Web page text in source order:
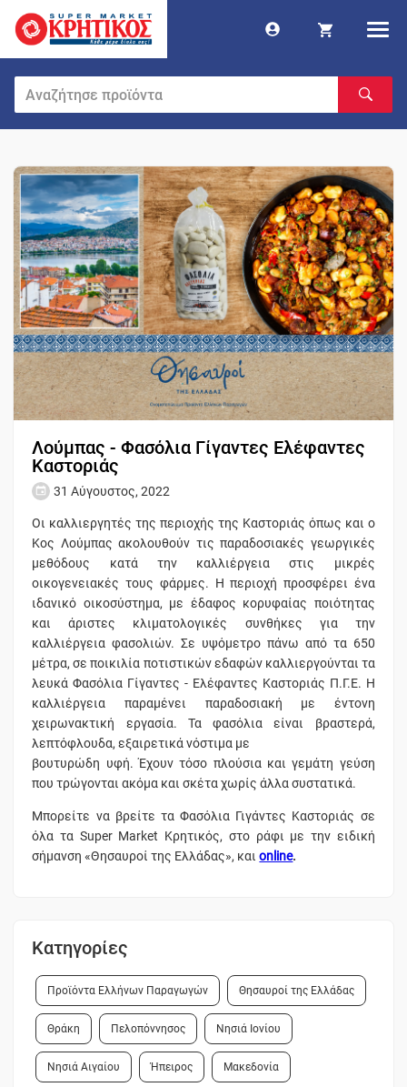
Λούμπας - Φασόλια Γίγαντες Ελέφαντες
Καστοριάς
31 Αύγουστος, 2022
Οι καλλιεργητές της περιοχής της Καστοριάς όπως και ο
Κος Λούμπας ακολουθούν τις παραδοσιακές γεωργικές
μεθόδους κατά την καλλιέργεια στις μικρές
οικογενειακές τους φάρμες. Η περιοχή προσφέρει ένα
ιδανικό οικοσύστημα, με έδαφος κορυφαίας ποιότητας
και άριστες κλιματολογικές συνθήκες για την
καλλιέργεια φασολιών. Σε υψόμετρο πάνω από τα 650
μέτρα, σε ποικιλία ποτιστικών εδαφών καλλιεργούνται τα
λευκά Φασόλια Γίγαντες - Ελέφαντες Καστοριάς Π.Γ.Ε. Η
καλλιέργεια παραμένει παραδοσιακή με έντονη
χειρωνακτική εργασία. Τα φασόλια είναι βραστερά,
λεπτόφλουδα, εξαιρετικά νόστιμα με
βουτυρώδη υφή. Έχουν τόσο πλούσια και γεμάτη γεύση
που τρώγονται ακόμα και σκέτα χωρίς άλλα συστατικά.
Μπορείτε να βρείτε τα Φασόλια Γιγάντες Καστοριάς σε
όλα τα Super Market Κρητικός, στο ράφι με την ειδική
σήμανση «Θησαυροί της Ελλάδας», καιonline.
Κατηγορίες
Προϊόντα Ελλήνων Παραγωγών Θησαυροί της Ελλάδας
Θράκη Πελοπόννησος Νησιά Ιονίου
Νησιά Αιγαίου Ήπειρος Μακεδονία